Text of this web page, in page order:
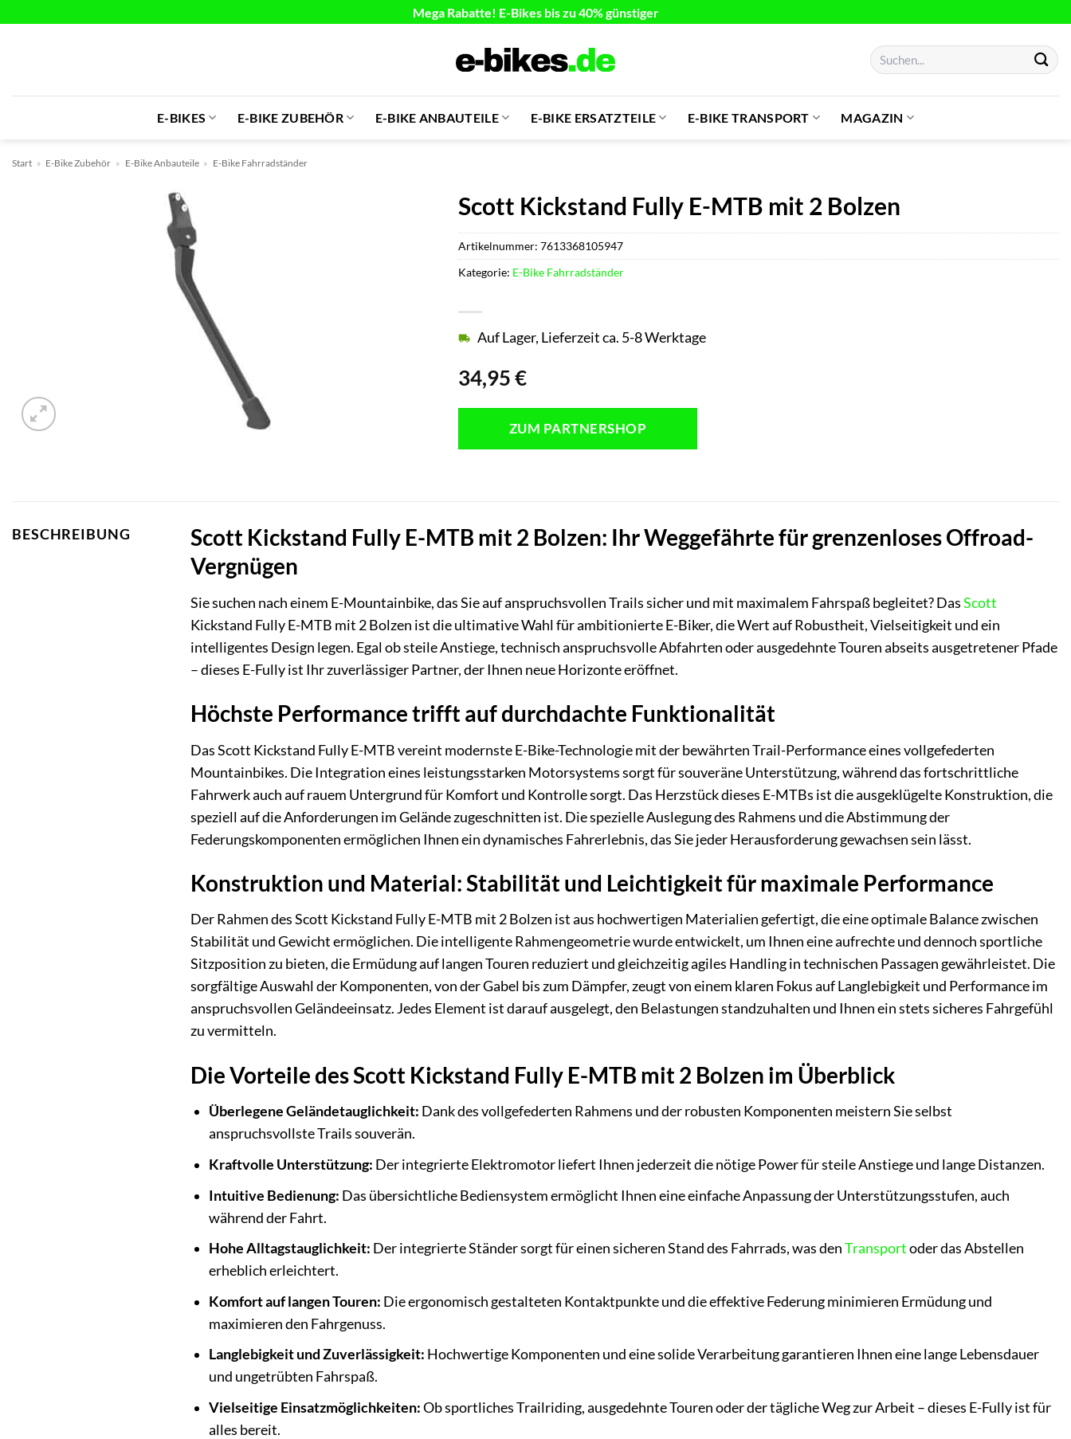
Mega Rabatte! E-Bikes bis zu 40% günstiger
Suchen
nach:
E-BIKES E-BIKE ZUBEHÖR E-BIKE ANBAUTEILE E-BIKE ERSATZTEILE E-BIKE TRANSPORT MAGAZIN
Start » E-Bike Zubehör » E-Bike Anbauteile » E-Bike Fahrradständer
Scott Kickstand Fully E-MTB mit 2 Bolzen
34,95€
Auf Lager, Lieferzeit ca. 5-8 Werktage
ZUM PARTNERSHOP
Artikelnummer: 7613368105947
Kategorie: E-Bike Fahrradständer
BESCHREIBUNG
Scott Kickstand Fully E-MTB mit 2 Bolzen: Ihr Weggefährte für grenzenloses Offroad-
Vergnügen
Sie suchen nach einem E-Mountainbike, das Sie auf anspruchsvollen Trails sicher und mit maximalem Fahrspaß begleitet? DasScott
Kickstand Fully E-MTB mit 2 Bolzen ist die ultimative Wahl für ambitionierte E-Biker, die Wert auf Robustheit, Vielseitigkeit und ein
intelligentes Design legen. Egal ob steile Anstiege, technisch anspruchsvolle Abfahrten oder ausgedehnte Touren abseits ausgetretener Pfade
– dieses E-Fully ist Ihr zuverlässiger Partner, der Ihnen neue Horizonte eröffnet.
Höchste Performance trifft auf durchdachte Funktionalität
Das Scott Kickstand Fully E-MTB vereint modernste E-Bike-Technologie mit der bewährten Trail-Performance eines vollgefederten
Mountainbikes. Die Integration eines leistungsstarken Motorsystems sorgt für souveräne Unterstützung, während das fortschrittliche
Fahrwerk auch auf rauem Untergrund für Komfort und Kontrolle sorgt. Das Herzstück dieses E-MTBs ist die ausgeklügelte Konstruktion, die
speziell auf die Anforderungen im Gelände zugeschnitten ist. Die spezielle Auslegung des Rahmens und die Abstimmung der
Federungskomponenten ermöglichen Ihnen ein dynamisches Fahrerlebnis, das Sie jeder Herausforderung gewachsen sein lässt.
Konstruktion und Material: Stabilität und Leichtigkeit für maximale Performance
Der Rahmen des Scott Kickstand Fully E-MTB mit 2 Bolzen ist aus hochwertigen Materialien gefertigt, die eine optimale Balance zwischen
Stabilität und Gewicht ermöglichen. Die intelligente Rahmengeometrie wurde entwickelt, um Ihnen eine aufrechte und dennoch sportliche
Sitzposition zu bieten, die Ermüdung auf langen Touren reduziert und gleichzeitig agiles Handling in technischen Passagen gewährleistet. Die
sorgfältige Auswahl der Komponenten, von der Gabel bis zum Dämpfer, zeugt von einem klaren Fokus auf Langlebigkeit und Performance im
anspruchsvollen Geländeeinsatz. Jedes Element ist darauf ausgelegt, den Belastungen standzuhalten und Ihnen ein stets sicheres Fahrgefühl
zu vermitteln.
Die Vorteile des Scott Kickstand Fully E-MTB mit 2 Bolzen im Überblick
Überlegene Geländetauglichkeit: Dank des vollgefederten Rahmens und der robusten Komponenten meistern Sie selbst
anspruchsvollste Trails souverän.
Kraftvolle Unterstützung: Der integrierte Elektromotor liefert Ihnen jederzeit die nötige Power für steile Anstiege und lange Distanzen.
Intuitive Bedienung: Das übersichtliche Bediensystem ermöglicht Ihnen eine einfache Anpassung der Unterstützungsstufen, auch
während der Fahrt.
Hohe Alltagstauglichkeit: Der integrierte Ständer sorgt für einen sicheren Stand des Fahrrads, was denTransportoder das Abstellen
erheblich erleichtert.
Komfort auf langen Touren: Die ergonomisch gestalteten Kontaktpunkte und die effektive Federung minimieren Ermüdung und
maximieren den Fahrgenuss.
Langlebigkeit und Zuverlässigkeit: Hochwertige Komponenten und eine solide Verarbeitung garantieren Ihnen eine lange Lebensdauer
und ungetrübten Fahrspaß.
Vielseitige Einsatzmöglichkeiten:Ob sportliches Trailriding, ausgedehnte Touren oder der tägliche Weg zur Arbeit – dieses E-Fully ist für
alles bereit.